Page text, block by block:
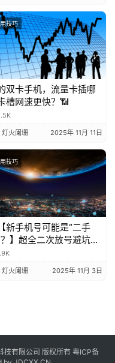
技巧
双卡手机，流量卡插哪
槽网速更快？📶
灯火阑珊 2025年 11月 11日
技巧
新手机号可能是“二手
】超全二次放号避坑指
附完美处理攻略！✨
灯火阑珊 2025年 11月 3日
有限公司 版权所有 粤ICP备